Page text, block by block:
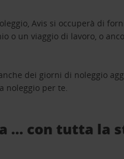
Avis si occuperà di
o un viaggio di lavoro, o
dei giorni di noleggio
noleggio per te.
… con tutta la